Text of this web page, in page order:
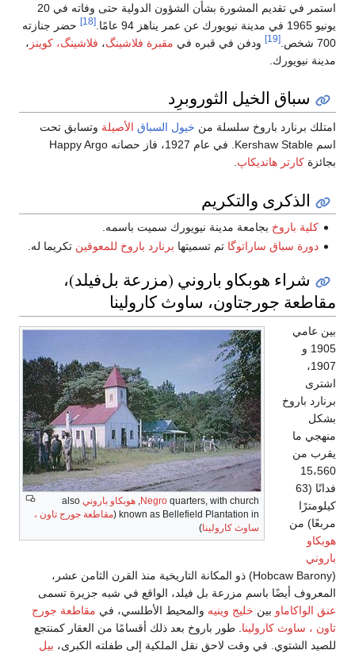
استمر في تقديم المشورة بشأن الشؤون الدولية حتى وفاته في 20
يونيو 1965 في مدينة نيويورك عن عمر يناهز 94 عامًا.
[18]
حضر جنازته
700 شخص.
ودفن في قبره فيمقبرة فلاشينگ،فلاشينگ، كوينز،
مدينة نيويورك.
سباق الخيل الثوروبرِد
امتلك برنارد باروخ سلسلة منخيول السباق الأصيلةوتسابق تحت
اسم Kershaw Stable. في عام 1927، فاز حصانه Happy Argo
بجائزةكارتر هانديكاپ.
الذكرى والتكريم
كلية باروخبجامعة مدينة نيويورك سميت باسمه.
دورة سباق ساراتوگاتم تسميتهابرنارد باروخ للمعوقينتكريما له.
شراء هوبكاو باروني (مزرعة بل‌فيلد)،
مقاطعة جورجتاون، ساوث كارولينا
Negroquarters, with church, هوبكاو باروني also
known as Bellefield Plantation in ( مقاطعة جورج تاون ،
ساوث كارولينا )
بين عامي
1905 و
1907،
اشترى
برنارد باروخ
بشكل
منهجي ما
يقرب من
15،560
فدانًا (63
كيلومترًا
مربعًا) من
هوبكاو
باروني
(Hobcaw Barony) ذو المكانة التاريخية منذ القرن الثامن عشر،
المعروف أيضًا باسم مزرعة بل فيلد، الواقع في شبه جزيرة تسمى
عنق الواكاماوبينخليج وينيهوالمحيط الأطلسي، فيمقاطعة جورج
تاون ، ساوث كارولينا. طور باروخ بعد ذلك أقسامًا من العقار كمنتجع
للصيد الشتوي. في وقت لاحق نقل الملكية إلى طفلته الكبرى، بيل